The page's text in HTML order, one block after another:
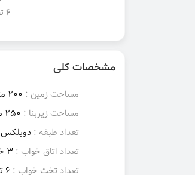
6 تخت خواب
مشخصات کلی
مساحت زمین : 200 متر
مساحت زیربنا : 250 متر
تعداد طبقه : دوبلکس
تعداد اتاق خواب : 3 خواب
تعداد تخت خواب : 6 تخت